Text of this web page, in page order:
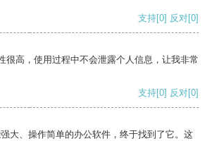
支持[0] 反对[0]
很高，使用过程中不会泄露个人信息，让我非常
支持[0] 反对[0]
大、操作简单的办公软件，终于找到了它。这